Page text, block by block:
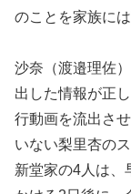
のことを家族に
沙奈（渡邉理佐
出した情報が正
行動画を流出さ
いない梨里杏の
新堂家の4人は、